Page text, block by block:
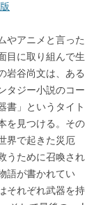
やアニメと言った
目に取り組んで生
岩谷尚文は、ある
タジー小説のコー
書」というタイト
を見つける。その
界で起きた災厄
うために召喚され
語が書かれてい
それぞれ武器を持